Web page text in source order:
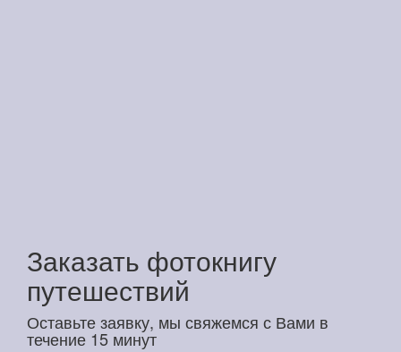
Заказать фотокнигу
путешествий
Оставьте заявку, мы свяжемся с Вами в
течение 15 минут